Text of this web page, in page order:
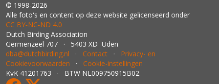
© 1998-2026
Alle foto's en content op deze website gelicenseerd onder
CC BY‑NC‑ND 4.0
Dutch Birding Association
Germenzeel 707 · 5403 XD Uden
dba@dutchbirding.nl · Contact · Privacy- en
Cookievoorwaarden · Cookie-instellingen
KvK 41201763 · BTW NL009750915B02